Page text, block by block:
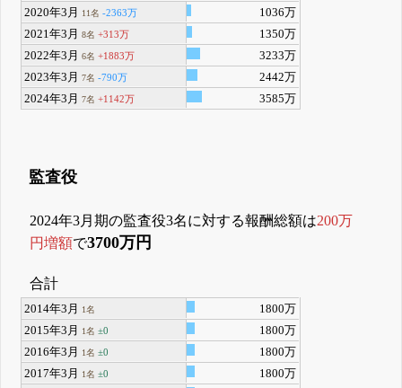
2020年3月
11名 -2363万
1036万
2021年3月8名 +313万
1350万
2022年3月6名 +1883万
3233万
2023年3月7名 -790万
2442万
2024年3月7名 +1142万 3585万
監査役
2024年3月期の監査役3名に対する報酬総額は200万
円増額で3700万円
合計
2014年3月 1名
1800万
2015年3月
1名 ±0
1800万
2016年3月
1名 ±0
1800万
2017年3月
1名 ±0
1800万